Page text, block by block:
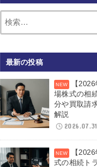
最新の投稿
【
場株式の相
分や買取請
解説
2026.07.31
【
式の相続ト